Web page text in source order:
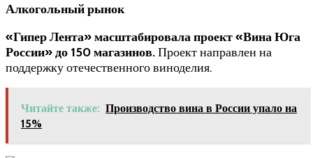
Алкогольный рынок
«Гипер Лента» масштабировала проект «Вина Юга
России» до 150 магазинов.Проект направлен на
поддержку отечественного виноделия.
Читайте также: Производство вина в России упало на
15%